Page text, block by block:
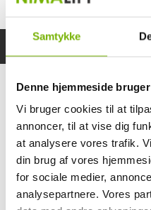
Samtykke
Denne hjemmeside
Vi bruger cookies til at
annoncer, til at vise dig
at analysere vores trafik.
din brug af vores
for sociale medier,
analysepartnere. Vores
Ring Morten